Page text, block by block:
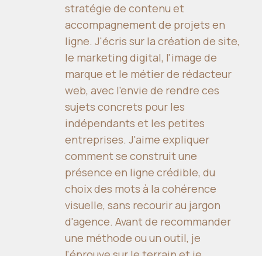
stratégie de contenu et
accompagnement de projets en
ligne. J'écris sur la création de site,
le marketing digital, l'image de
marque et le métier de rédacteur
web, avec l'envie de rendre ces
sujets concrets pour les
indépendants et les petites
entreprises. J'aime expliquer
comment se construit une
présence en ligne crédible, du
choix des mots à la cohérence
visuelle, sans recourir au jargon
d'agence. Avant de recommander
une méthode ou un outil, je